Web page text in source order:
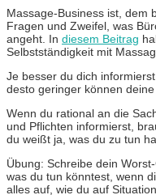
Massage-Business ist, dem
Fragen und Zweifel, was
angeht. In diesem Beitrag
Selbstständigkeit mit
Je besser du dich
desto geringer können
Wenn du rational an die
und Pflichten informierst,
du weißt ja, was du zu tun
Übung: Schreibe dein
was du tun könntest, wenn
alles auf, wie du auf